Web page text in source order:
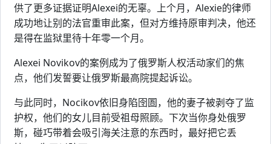
供了更多证据证明Alexei的无辜。上个月，Alexie的律师
成功地让别的法官重审此案，但对方维持原审判决，他还
是得在监狱里待十年零一个月。
Alexei Novikov的案例成为了俄罗斯人权活动家们的焦
点，他们发誓要让俄罗斯最高院提起诉讼。
与此同时，Nocikov依旧身陷囹圄，他的妻子被剥夺了监
护权，他们的女儿目前受祖母照顾。下次当你身处俄罗
斯，碰巧带着会吸引海关注意的东西时，最好把它丢